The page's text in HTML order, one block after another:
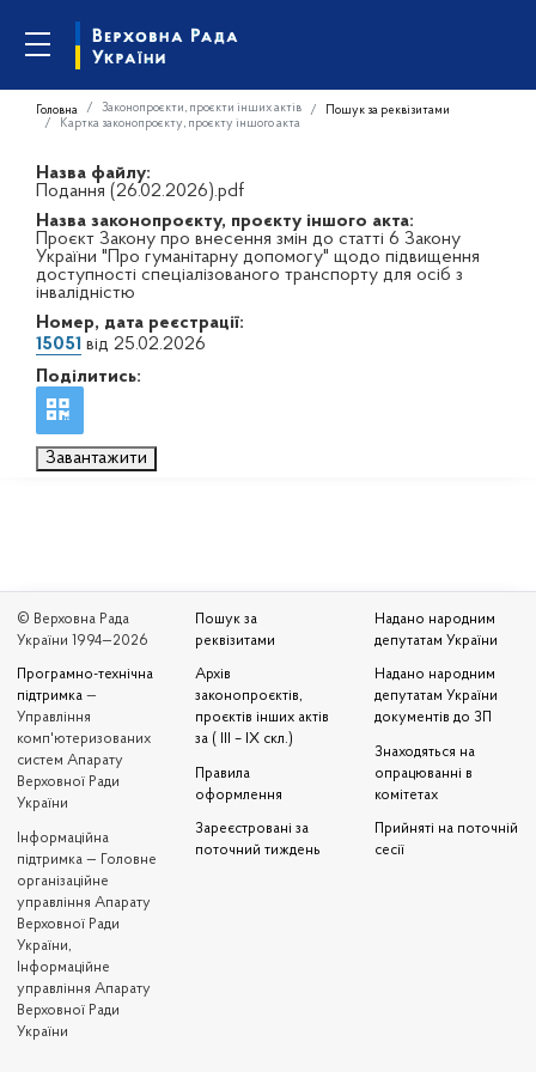
Головна Законопроєкти, проєкти інших актів
Пошук за реквізитами
Картка законопроєкту, проєкту іншого акта
Назва файлу:
Подання (26.02.2026).pdf
Назва законопроєкту, проєкту іншого акта:
Проєкт Закону про внесення змін до статті 6 Закону
України "Про гуманітарну допомогу" щодо підвищення
доступності спеціалізованого транспорту для осіб з
інвалідністю
Номер, дата реєстрації:
15051 від 25.02.2026
Поділитись:
Завантажити
© Верховна Рада
України 1994—2026
Програмно-технічна
підтримка —
Управління
комп'ютеризованих
систем Апарату
Верховної Ради
України
Iнформаційна
підтримка — Головне
організаційне
управління Апарату
Верховної Ради
України,
Інформаційне
управління Апарату
Верховної Ради
України
Пошук за
реквізитами
Архів
законопроєктів,
проєктів інших актів
за ( III – IX скл.)
Правила
оформлення
Зареєстровані за
поточний тиждень
Надано народним
депутатам України
Надано народним
депутатам України
документів до ЗП
Знаходяться на
опрацюванні в
комітетах
Прийняті на поточній
сесії